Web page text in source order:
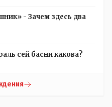
- Зачем здесь два
сей басни какова?